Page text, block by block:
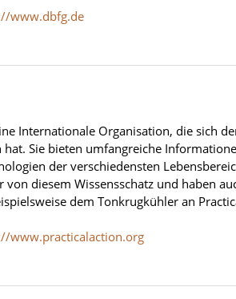
www.dbfg.de
Internationale Organisation, die sich
hat. Sie bieten umfangreiche
der verschiedensten
diesem Wissensschatz und haben
dem Tonkrugkühler an
www.practicalaction.org